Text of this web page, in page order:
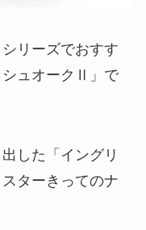
リーズでおすす
シュオークⅡ」で
した「イングリ
ターきってのナ